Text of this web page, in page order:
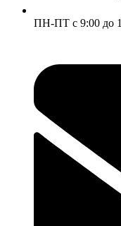
ПН-ПТ с 9:00 до